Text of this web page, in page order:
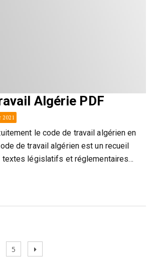
Algérie PDF
2021
le code de travail algérien en
de travail algérien est un recueil
textes législatifs et réglementaires…
Page
5
Next